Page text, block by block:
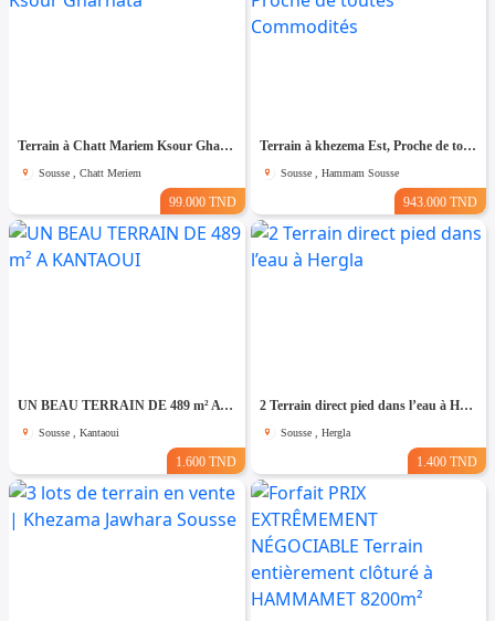
Terrain à Chatt Mariem Ksour Gharnata
Sousse , Chatt Meriem
99.000 TND
Terrain à khezema Est, Proche de toutes Commodités
Sousse , Hammam Sousse
943.000 TND
UN BEAU TERRAIN DE 489 m² A KANTAOUI
Sousse , Kantaoui
1.600 TND
2 Terrain direct pied dans l’eau à Hergla
Sousse , Hergla
1.400 TND